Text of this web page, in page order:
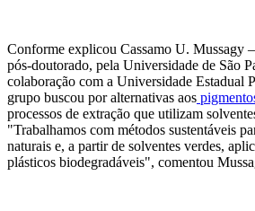
Conforme explicou Cassamo U. Mussagy
pós-doutorado, pela Universidade de São
colaboração com a Universidade Estadual
grupo buscou por alternativas aos
processos de extração que utilizam
"Trabalhamos com métodos sustentáveis
naturais e, a partir de solventes verdes,
plásticos biodegradáveis", comentou